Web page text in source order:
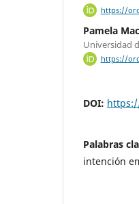
https://
Pamela
Universidad
https://
DOI:
Palabras
intención